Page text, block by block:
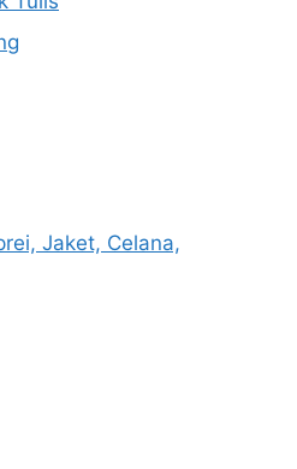
Jaket, Celana,